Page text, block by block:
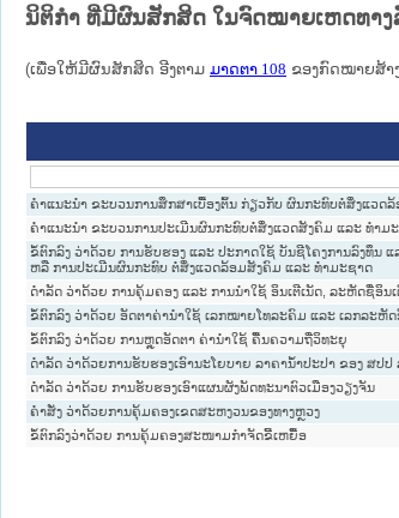
ນິຕິກໍາ ທີ່ມີຜົນສັກສິດ ໃນຈົດໝາຍເຫດທາງ
(ເພື່ອໃຫ້ມີຜົນສັກສິດ ອີງຕາມ ມາດ​ຕາ 108 ຂອງກົດໝາຍສ້າ
ຄຳແນະນຳ ຂະບວນການສຶກສາເບື້ອງຕົ້ນ ກ່ຽວກັບ ຜົນກະທົບຕໍ່ສິ່ງແວດລ້
ຄຳແນະນຳ ຂະບວນການປະເມີນຜົນກະທົບຕໍ່ສິ່ງແວດສັງຄົມ ແລະ ທຳມ
ຂໍ້ຕົກລົງ ວ່າດ້ວຍ ການຮັບຮອງ ແລະ ປະກາດໃຊ້ ບັນຊີໂຄງການລົງທຶນ
ຫລື ການປະເມີນຜົນກະທົບ ຕໍ່ສິ່ງແວດລ້ອມສັງຄົມ ແລະ ທຳມະຊາດ
ດຳລັດ ວ່າດ້ວຍ ການຄຸ້ມຄອງ ແລະ ການນຳໃຊ້ ອິນເຕີເນັດ, ລະຫັດຊື່ອິນ
ຂໍ້ຕົກລົງ ວ່າດ້ວຍ ອັດຕາຄ່ານຳໃຊ້ ເລກໝາຍໂທລະຄົມ ແລະ ເລກລະຫັດ
ຂໍ້ຕົກລົງ ວ່າດ້ວຍ ການຫຼຸດອັດຕາ ຄ່ານຳໃຊ້ ຄື້ນຄວາມຖີ່ວິທະຍຸ
ດຳລັດ ວ່າດ້ວຍການຮັບຮອງເອົານະໂຍບາຍ ລາຄານ້ຳປະປາ ຂອງ ສປປ
ດຳລັດ ວ່າດ້ວຍ ການຮັບຮອງເອົາແຜນຜັງພັດທະນາຕົວເມືອງວຽງຈັນ
ຄຳສັ່ງ ວ່າດ້ວຍການຄຸ້ມຄອງເຂດສະຫງວນຂອງທາງຫຼວງ
ຂໍ້ຕົກລົງວ່າດ້ວຍ ການຄຸ້ມຄອງສະໜາມກຳຈັດຂີ້ເຫຍື້ອ